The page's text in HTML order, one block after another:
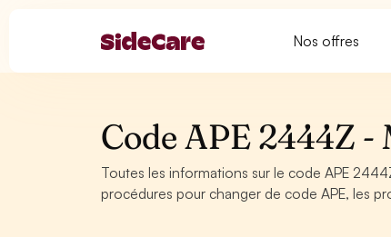
Nos offres
Code APE 2444Z
Toutes les informations sur le code APE
procédures pour changer de code APE, les